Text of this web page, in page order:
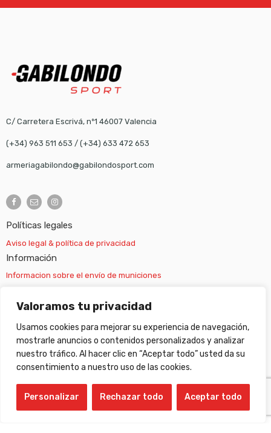
Valoramos tu privacidad
Usamos cookies para mejorar su experiencia de navegación,
mostrarle anuncios o contenidos personalizados y analizar
nuestro tráfico. Al hacer clic en “Aceptar todo” usted da su
consentimiento a nuestro uso de las cookies.
Personalizar Rechazar todo Aceptar todo
C/ Carretera Escrivá, nº1 46007 Valencia
(+34) 963 511 653 / (+34) 633 472 653
armeriagabilondo@gabilondosport.com
Políticas legales
Aviso legal & política de privacidad
Información
Informacion sobre el envío de municiones
Información sobre el envío de armas
Cambios y devoluciones
Suscripción newsletter